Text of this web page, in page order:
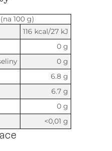
100 g)
116 kcal/27 kJ
0 g
0 g
6.8 g
6.7 g
0 g
<0,01 g